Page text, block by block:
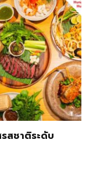
สชาติระดับ